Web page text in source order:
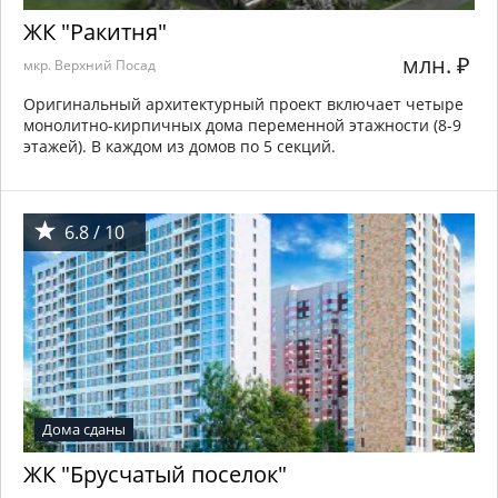
ЖК "Ракитня"
мкр. Верхний Посад млн. ₽
Оригинальный архитектурный проект включает четыре
монолитно-кирпичных дома переменной этажности (8-9
этажей). В каждом из домов по 5 секций.
6.8 / 10
Дома сданы
ЖК "Брусчатый поселок"